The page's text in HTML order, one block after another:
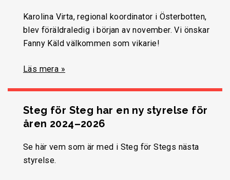
Karolina Virta, regional koordinator i Österbotten,
blev föräldraledig i början av november. Vi önskar
Fanny Käld välkommen som vikarie!
Läs mera »
Steg för Steg har en ny styrelse för
åren 2024–2026
Se här vem som är med i Steg för Stegs nästa
styrelse.